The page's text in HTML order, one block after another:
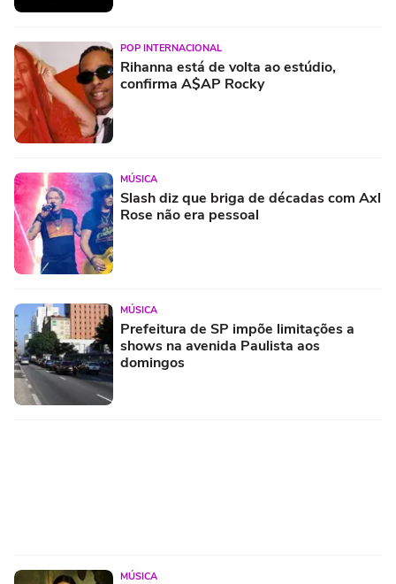
POP INTERNACIONAL
Rihanna está de volta ao estúdio,
confirma A$AP Rocky
MÚSICA
Slash diz que briga de décadas com Axl
Rose não era pessoal
MÚSICA
Prefeitura de SP impõe limitações a
shows na avenida Paulista aos
domingos
MÚSICA